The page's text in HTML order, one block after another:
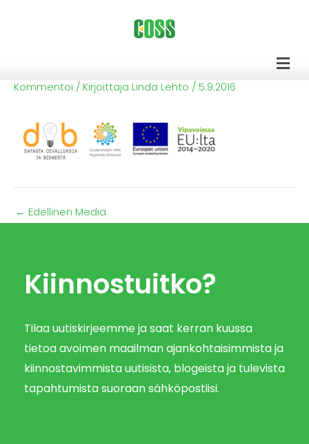
Kommentoi / Kirjoittaja Linda Lehto / 5.9.2016
← Edellinen Media
Kiinnostuitko?
Tilaa uutiskirjeemme ja saat kerran kuussa
tietoa avoimen maailman ajankohtaisimmista ja
kiinnostavimmista uutisista, blogeista ja tulevista
tapahtumista suoraan sähköpostiisi.